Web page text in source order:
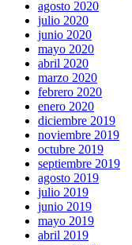
agosto 2020
julio 2020
junio 2020
mayo 2020
abril 2020
marzo 2020
febrero 2020
enero 2020
diciembre 2019
noviembre 2019
octubre 2019
septiembre 2019
agosto 2019
julio 2019
junio 2019
mayo 2019
abril 2019